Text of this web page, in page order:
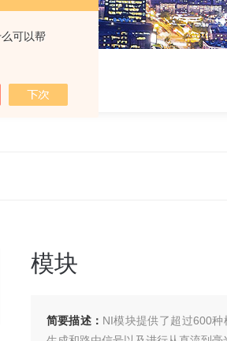
可以帮
模块
简要描述： NI模块提供​了​超过​600​种​